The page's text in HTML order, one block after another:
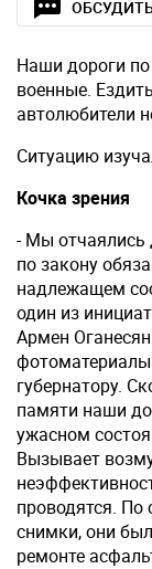
Наши дороги
военные.
автолюбители
Ситуацию
Кочка зрения
- Мы отчаялись
по закону
надлежащем
один из
Армен
фотоматериалы
губернатору.
памяти наши
ужасном
Вызывает
проводятся. По
снимки, они
ремонте